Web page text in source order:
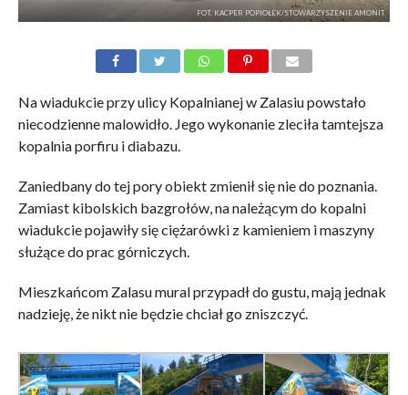
FOT. KACPER POPIOŁEK/STOWARZYSZENIE AMONIT
Na wiadukcie przy ulicy Kopalnianej w Zalasiu powstało
niecodzienne malowidło. Jego wykonanie zleciła tamtejsza
kopalnia porfiru i diabazu.
Zaniedbany do tej pory obiekt zmienił się nie do poznania.
Zamiast kibolskich bazgrołów, na należącym do kopalni
wiadukcie pojawiły się ciężarówki z kamieniem i maszyny
służące do prac górniczych.
Mieszkańcom Zalasu mural przypadł do gustu, mają jednak
nadzieję, że nikt nie będzie chciał go zniszczyć.